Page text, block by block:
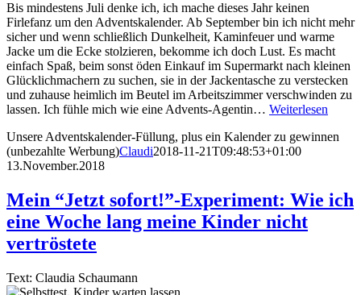
Bis mindestens Juli denke ich, ich mache dieses Jahr keinen
Firlefanz um den Adventskalender. Ab September bin ich nicht mehr
sicher und wenn schließlich Dunkelheit, Kaminfeuer und warme
Jacke um die Ecke stolzieren, bekomme ich doch Lust. Es macht
einfach Spaß, beim sonst öden Einkauf im Supermarkt nach kleinen
Glücklichmachern zu suchen, sie in der Jackentasche zu verstecken
und zuhause heimlich im Beutel im Arbeitszimmer verschwinden zu
lassen. Ich fühle mich wie eine Advents-Agentin… Weiterlesen
Unsere Adventskalender-Füllung, plus ein Kalender zu gewinnen
(unbezahlte Werbung)Claudi2018-11-21T09:48:53+01:00
13.November.2018
Mein “Jetzt sofort!”-Experiment: Wie ich
eine Woche lang meine Kinder nicht
vertröstete
Text: Claudia Schaumann